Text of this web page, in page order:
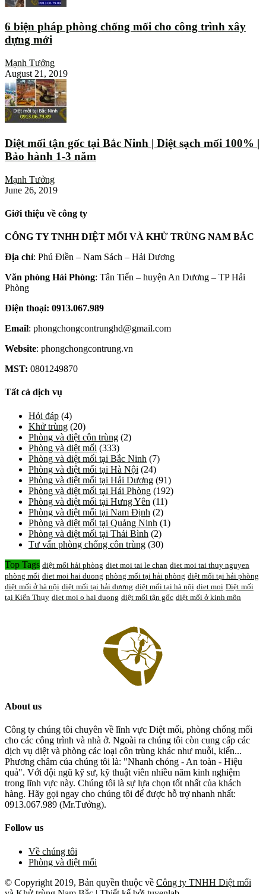
6 biện pháp phòng chống mối cho công trình xây
dựng mới
Mạnh Tưởng
August 21, 2019
Diệt mối tận gốc tại Bắc Ninh | Diệt sạch mối 100% |
Bảo hành 1-3 năm
Mạnh Tưởng
June 26, 2019
Giới thiệu về công ty
CÔNG TY TNHH DIỆT MỐI VÀ KHỬ TRÙNG NAM BẮC
Địa chỉ: Phú Điền – Nam Sách – Hải Dương
Văn phòng Hải Phòng: Tân Tiến – huyện An Dương – TP Hải
Phòng
Điện thoại: 0913.067.989
Email: phongchongcontrunghd@gmail.com
Website: phongchongcontrung.vn
MST: 0801249870
Tất cả dịch vụ
Hỏi đáp (4)
Khử trùng (20)
Phòng và diệt côn trùng (2)
Phòng và diệt mối (333)
Phòng và diệt mối tại Bắc Ninh (7)
Phòng và diệt mối tại Hà Nội (24)
Phòng và diệt mối tại Hải Dương (91)
Phòng và diệt mối tại Hải Phòng (192)
Phòng và diệt mối tại Hưng Yên (11)
Phòng và diệt mối tại Nam Định (2)
Phòng và diệt mối tại Quảng Ninh (1)
Phòng và diệt mối tại Thái Bình (2)
Tư vấn phòng chống côn trùng (30)
Top Tags diệt mối hải phòng diet moi tai le chan diet moi tai thuy nguyen
phòng mối diet moi hai duong phòng mối tại hải phòng diệt mối tại hải phòng
diệt mối ở hà nội diệt mối tại hải dương diệt mối tại hà nội diet moi Diệt mối
tại Kiến Thụy diet moi o hai duong diệt mối tận gốc diệt mối ở kinh môn
About us
Công ty chúng tôi chuyên về lĩnh vực Diệt mối, phòng chống mối
cho các công trình và nhà ở. Ngoài ra chúng tôi còn cung cấp các
dịch vụ diệt và phòng các loại côn trùng khác như muỗi, kiến...
Phương châm của chúng tôi là: "Nhanh chóng - An toàn - Hiệu
quả". Với đội ngũ kỹ sư, kỹ thuật viên nhiều năm kinh nghiệm
trong lĩnh vực này. Chúng tôi là sự lựa chọn tốt nhất của khách
hàng. Hãy gọi ngay cho chúng tôi để được hỗ trợ nhanh nhất:
0913.067.989 (Mr.Tưởng).
Follow us
Về chúng tôi
Phòng và diệt mối
© Copyright 2019, Bản quyền thuộc về Công ty TNHH Diệt mối